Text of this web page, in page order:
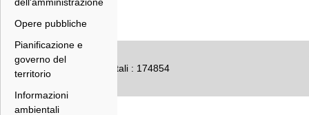
Opere pubbliche
Pianificazione e
governo del
territorio
Informazioni
ambientali
Numero accessi totali : 174854